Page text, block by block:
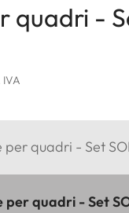
quadri -
IVA
per quadri - Set
per quadri - Set